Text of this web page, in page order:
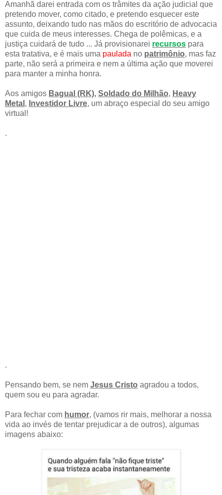
Amanhã darei entrada com os trâmites da ação judicial que
pretendo mover, como citado, e pretendo esquecer este
assunto, deixando tudo nas mãos do escritório de advocacia
que cuida de meus interesses. Chega de polêmicas, e a
justiça cuidará de tudo ... Já provisionarei recursos para
esta tratativa, e é mais uma paulada no patrimônio, mas faz
parte, não será a primeira e nem a última ação que moverei
para manter a minha honra.
Aos amigos Bagual (RK), Soldado do Milhão, Heavy
Metal , Investidor Livre, um abraço especial do seu amigo
virtual!
.
.
Pensando bem, se nem Jesus Cristo agradou a todos,
quem sou eu para agradar.
Para fechar com humor, (vamos rir mais, melhorar a nossa
vida ao invés de tentar prejudicar a de outros), algumas
imagens abaixo: